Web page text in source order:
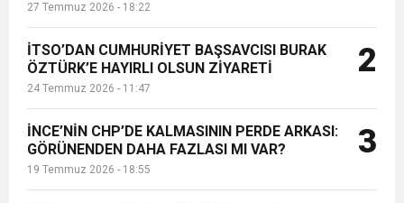
27 Temmuz 2026 - 18:22
İTSO’DAN CUMHURİYET BAŞSAVCISI BURAK
ÖZTÜRK’E HAYIRLI OLSUN ZİYARETİ
24 Temmuz 2026 - 11:47
2
İNCE’NİN CHP’DE KALMASININ PERDE ARKASI:
GÖRÜNENDEN DAHA FAZLASI MI VAR?
19 Temmuz 2026 - 18:55
3